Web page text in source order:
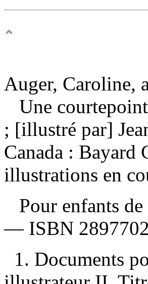
Auger, Caroline,
Une
; [illustré par]
Canada :
illustrations en
Pour enfants
— ISBN
1. Documents